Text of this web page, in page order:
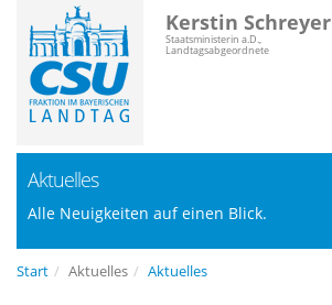
Kerstin Schreyer
Staatsministerin a.D.,
Landtagsabgeordnete
Aktuelles
Alle Neuigkeiten auf einen Blick.
Start Aktuelles Aktuelles